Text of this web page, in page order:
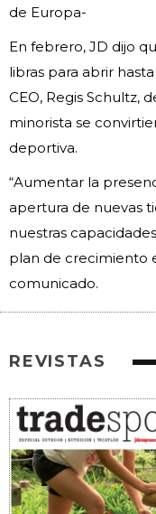
de Europa-
En febrero, JD dijo
libras para abrir
CEO, Regis Schultz,
minorista se
deportiva.
“Aumentar la
apertura de nuevas
nuestras
plan de crecimiento
comunicado.
REVISTAS